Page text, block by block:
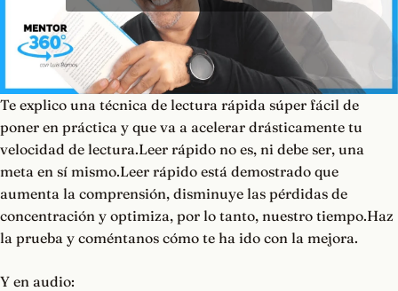
Te explico una técnica de lectura rápida súper fácil de
poner en práctica y que va a acelerar drásticamente tu
velocidad de lectura.Leer rápido no es, ni debe ser, una
meta en sí mismo.Leer rápido está demostrado que
aumenta la comprensión, disminuye las pérdidas de
concentración y optimiza, por lo tanto, nuestro tiempo.Haz
la prueba y coméntanos cómo te ha ido con la mejora.
Y en audio: